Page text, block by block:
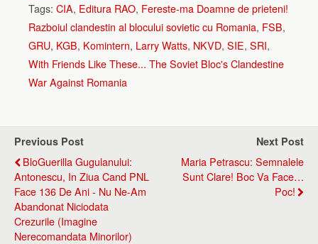
Tags: CIA, Editura RAO, Fereste-ma Doamne de prieteni!
Razboiul clandestin al blocului sovietic cu Romania, FSB,
GRU, KGB, Komintern, Larry Watts, NKVD, SIE, SRI,
With Friends Like These... The Soviet Bloc's Clandestine
War Against Romania
Previous Post
BloGuerilla Gugulanului:
Antonescu, In Ziua Cand PNL
Face 136 De Ani - Nu Ne-Am
Abandonat Niciodata
Crezurile (imagine
Nerecomandata Minorilor)
Next Post
Maria Petrascu: Semnalele
Sunt Clare! Boc Va Face…
Poc!